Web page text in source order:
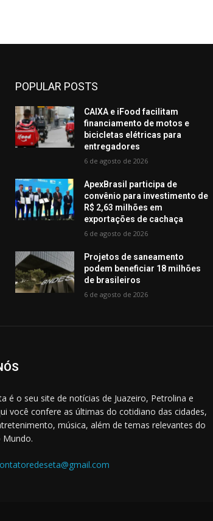
POPULAR POSTS
CAIXA e iFood facilitam
financiamento de motos e
bicicletas elétricas para
entregadores
6 de agosto de 2026
ApexBrasil participa de
convênio para investimento de
R$ 2,63 milhões em
exportações de cachaça
6 de agosto de 2026
Projetos de saneamento
podem beneficiar 18 milhões
de brasileiros
6 de agosto de 2026
é o seu site de notícias de Juazeiro, Petrolina e
você confere as últimas do cotidiano das cidades,
música, além de temas relevantes do
Mundo.